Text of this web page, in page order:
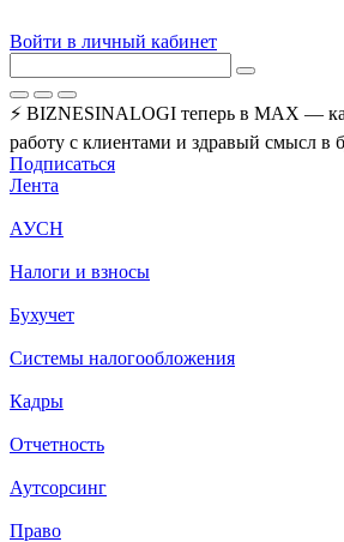
Войти в личный кабинет
⚡ BIZNESINALOGI теперь в MAX —
работу с клиентами и здравый смысл в
Подписаться
Лента
АУСН
Налоги и взносы
Бухучет
Системы налогообложения
Кадры
Отчетность
Аутсорсинг
Право